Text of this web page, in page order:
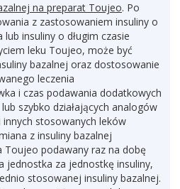
na preparat Toujeo. Po
z zastosowaniem insuliny o
lub insuliny o długim czasie
leku Toujeo, może być
bazalnej oraz dostosowanie
leczenia
i czas podawania dodatkowych
szybko działających analogów
stosowanych leków
z insuliny bazalnej
Toujeo podawany raz na dobę
jednostka za jednostkę insuliny,
stosowanej insuliny bazalnej.